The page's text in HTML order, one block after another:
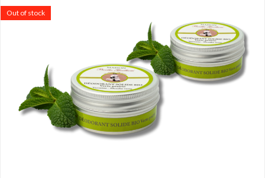
Out of stock
était :
21,00 €.
est :
19,00 €.